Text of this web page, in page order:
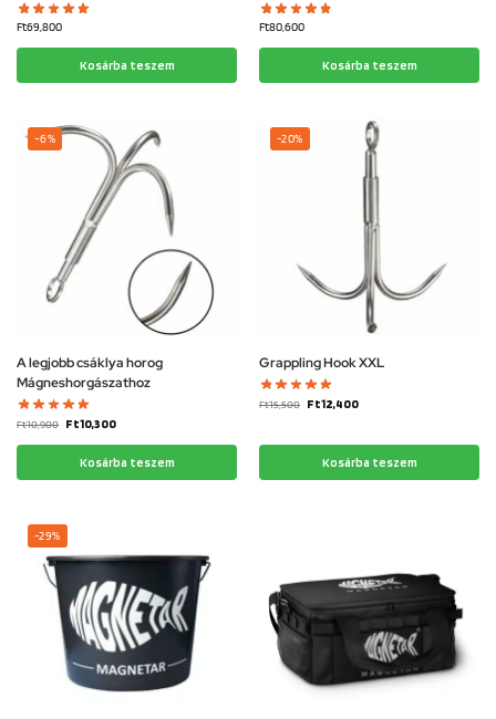
Ft69,800
Kosárba teszem
Ft80,600
Kosárba teszem
-6%
A legjobb csáklya horog
Mágneshorgászathoz
Ft10,900 Ft10,300
Kosárba teszem
-20%
Grappling Hook XXL
Ft15,500 Ft12,400
Kosárba teszem
-29%